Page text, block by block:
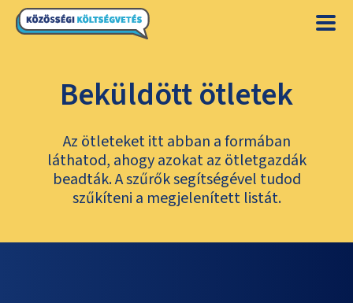
Beküldött ötletek
Az ötleteket itt abban a formában
láthatod, ahogy azokat az ötletgazdák
beadták. A szűrők segítségével tudod
szűkíteni a megjelenített listát.